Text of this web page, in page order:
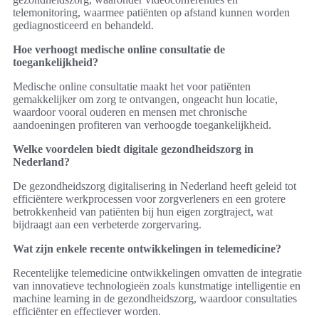
telemonitoring, waarmee patiënten op afstand kunnen worden
gediagnosticeerd en behandeld.
Hoe verhoogt medische online consultatie de
toegankelijkheid?
Medische online consultatie maakt het voor patiënten
gemakkelijker om zorg te ontvangen, ongeacht hun locatie,
waardoor vooral ouderen en mensen met chronische
aandoeningen profiteren van verhoogde toegankelijkheid.
Welke voordelen biedt digitale gezondheidszorg in
Nederland?
De gezondheidszorg digitalisering in Nederland heeft geleid tot
efficiëntere werkprocessen voor zorgverleners en een grotere
betrokkenheid van patiënten bij hun eigen zorgtraject, wat
bijdraagt aan een verbeterde zorgervaring.
Wat zijn enkele recente ontwikkelingen in telemedicine?
Recentelijke telemedicine ontwikkelingen omvatten de integratie
van innovatieve technologieën zoals kunstmatige intelligentie en
machine learning in de gezondheidszorg, waardoor consultaties
efficiënter en effectiever worden.